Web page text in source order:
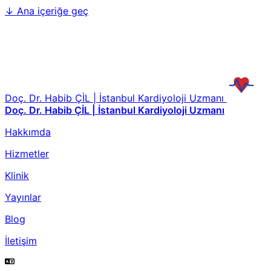
↓ Ana içeriğe geç
Doç. Dr. Habib ÇİL | İstanbul Kardiyoloji Uzmanı
Doç. Dr. Habib ÇİL | İstanbul Kardiyoloji Uzmanı
Hakkımda
Hizmetler
Klinik
Yayınlar
Blog
İletişim